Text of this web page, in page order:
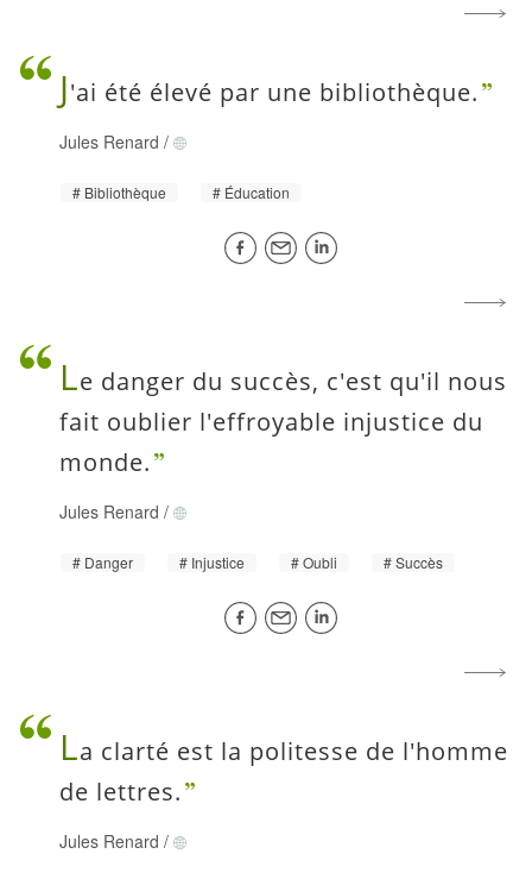
J'ai été élevé par une bibliothèque.
Jules Renard /
Bibliothèque Éducation
Le danger du succès, c'est qu'il nous
fait oublier l'effroyable injustice du
monde.
Jules Renard /
Danger Injustice Oubli Succès
La clarté est la politesse de l'homme
de lettres.
Jules Renard /